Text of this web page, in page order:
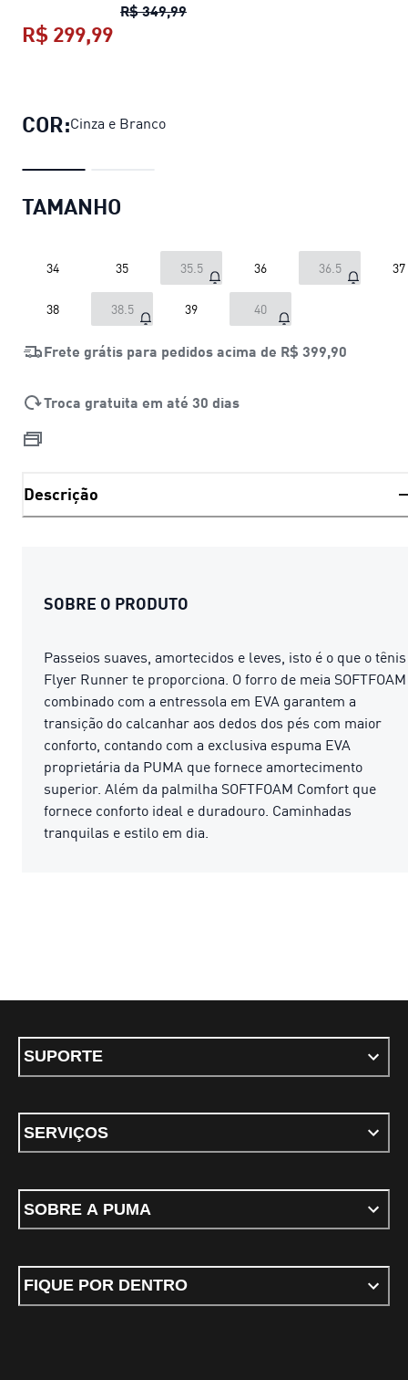
R$ 349,99Tênis Flyer Runner Mesh
R$ 299,99
COR:Cinza e Branco
TAMANHO
34 35 35.5 36 36.5 37
38 38.5 39 40
Frete grátis para pedidos acima de R$ 399,90
Troca gratuita em até 30 dias
Descrição
SOBRE O PRODUTO
Passeios suaves, amortecidos e leves, isto é o que o tênis
Flyer Runner te proporciona. O forro de meia SOFTFOAM
combinado com a entressola em EVA garantem a
transição do calcanhar aos dedos dos pés com maior
conforto, contando com a exclusiva espuma EVA
proprietária da PUMA que fornece amortecimento
superior. Além da palmilha SOFTFOAM Comfort que
fornece conforto ideal e duradouro. Caminhadas
tranquilas e estilo em dia.
SUPORTE
SERVIÇOS
SOBRE A PUMA
FIQUE POR DENTRO